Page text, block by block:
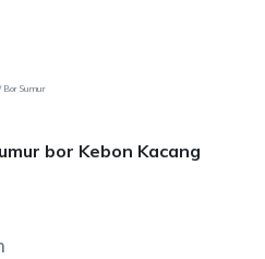
Bor Sumur
bor Kebon Kacang